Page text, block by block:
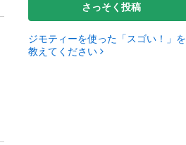
さっそく投稿
ジモティーを使った「スゴい！」を
教えてください